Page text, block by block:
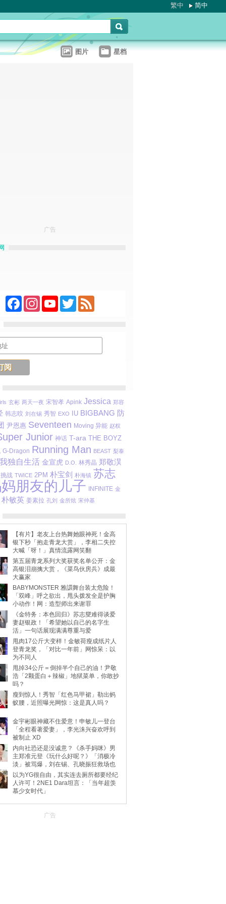
繁中 简中
图片 星档
广告
FacebookInstagramYouTubeTwitterFeed
玄彬 两天一夜 宋智孝 Apink Jessica 郑容
韩志旼 刘在锡 秀智 EXO IU BIGBANG 防
尹恩惠 Seventeen Moving 异能 赵权
Junior 神话 T-ara THE BOYZ
G-Dragon Running Man BEAST 梨泰
独自生活 金宣虎 D.O. 林秀晶 郑敬淏
战 TWICE 2PM 朴宝剑 朴海镇 苏志
朋友的儿子 INFINITE 金
朴敏英 姜素拉 孔刘 金所炫 宋仲基
【有片】老友上台热舞她眼神死！金高
银下秒「抱走青龙大赏」，李相二失控
大喊「呀！」真情流露网笑翻
第五届青龙系列大奖获奖名单公开：金
高银泪崩擒大赏，《菜鸟伙房兵》成最
大赢家
BABYMONSTER 雅譞舞台装太危险！
「双峰」呼之欲出，甩头拨发全是护胸
小动作！网：造型师出来谢罪
《金特务：本色回归》苏志燮难得谈爱
妻赵银政！「希望她以自己的名字生
活」一句话展现满满尊重与爱
甩肉17公斤大变样！金敏荷瘦成纸片人
登青龙奖，「对比一年前」网惊呆：以
为不同人
甩掉34公斤＝倒掉半个自己的油！尹敬
浩「2颗蛋白＋辣椒」地狱菜单，你敢抄
吗？
瘦到惊人！秀智「红色马甲裙」勒出蚂
蚁腰，近照曝光网惊：这是真人吗？
金宇彬眼神藏不住爱意！申敏儿一登台
「全程看著爱妻」，李光洙兴奋欢呼到
被制止 XD
内向社恐还是没诚意？《杀手妈咪》男
主郑准元登《玩什么好呢？》「消极冷
淡」被骂爆，刘在锡、孔晓振狂救场也
动
以为YG很自由，其实连去厕所都要经纪
人许可！2NE1 Dara坦言：「当年超羡
慕少女时代」
广告